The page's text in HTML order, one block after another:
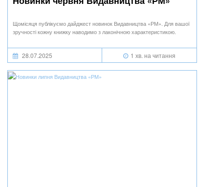
Щомісяця публікуємо дайджест новинок Видавництва «РМ». Для вашої
зручності кожну книжку наводимо з лаконічною характеристикою.
28.07.2025 1 хв. на читання